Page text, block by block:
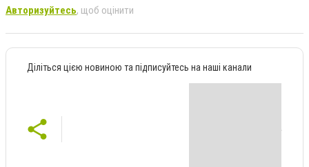
Авторизуйтесь, щоб оцінити
Діліться цією новиною та підписуйтесь на наші канали